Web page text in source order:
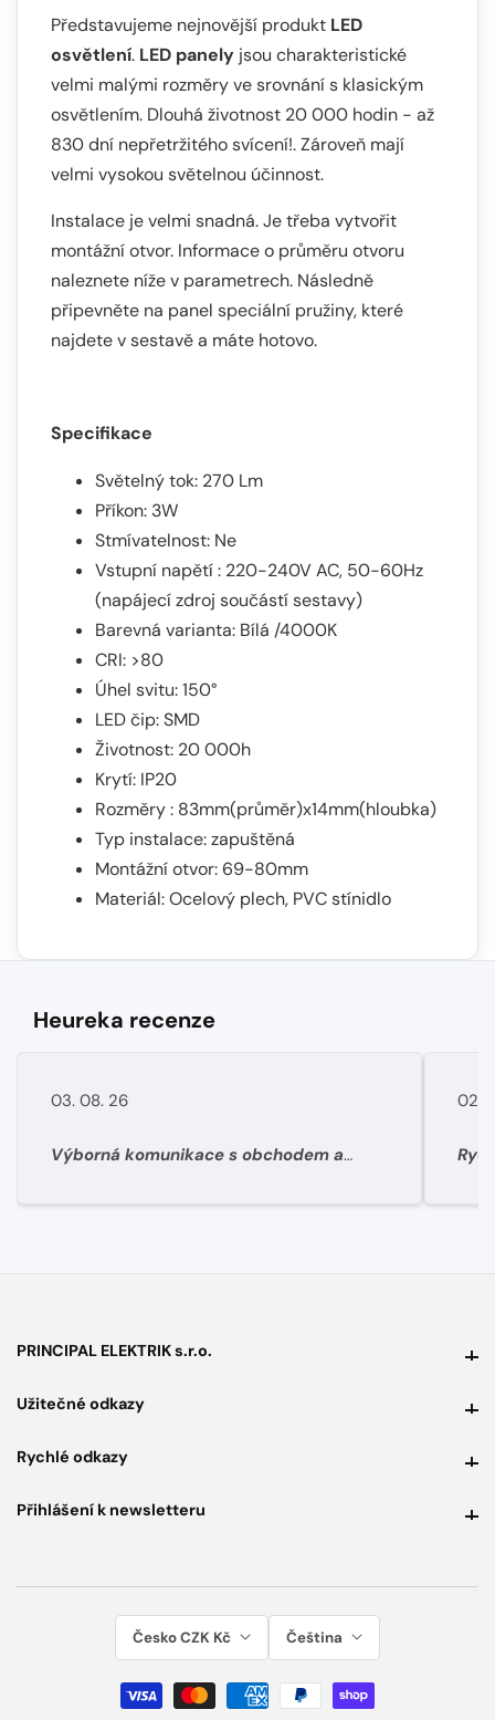
zdroj
sestavy)
4000K
YL10-
0307
zdroj
součástí
sestavy)
4000K
YL10-
0307
Představujeme nejnovější produkt LED
osvětlení. LED panely jsou charakteristické
velmi malými rozměry ve srovnání s klasickým
osvětlením. Dlouhá životnost 20 000 hodin - až
830 dní nepřetržitého svícení!. Zároveň mají
velmi vysokou světelnou účinnost.
Instalace je velmi snadná. Je třeba vytvořit
montážní otvor. Informace o průměru otvoru
naleznete níže v parametrech. Následně
připevněte na panel speciální pružiny, které
najdete v sestavě a máte hotovo.
Specifikace
Světelný tok: 270 Lm
Příkon: 3W
Stmívatelnost: Ne
Vstupní napětí : 220-240V AC, 50-60Hz
(napájecí zdroj součástí sestavy)
Barevná varianta: Bílá /4000K
CRI: >80
Úhel svitu: 150°
LED čip: SMD
Životnost: 20 000h
Krytí: IP20
Rozměry : 83mm(průměr)x14mm(hloubka)
Typ instalace: zapuštěná
Montážní otvor: 69-80mm
Materiál: Ocelový plech, PVC stínidlo
Heureka recenze
03. 08. 26
Výborná komunikace s obchodem a
02.
PRINCIPAL ELEKTRIK s.r.o.PRINCIPAL ELEKTRIK s.r.o.
Užitečné odkazy
Rychlé odkazy
Přihlášení k newsletteruPřihlášení k newsletteru
Česko CZK Kč Čeština